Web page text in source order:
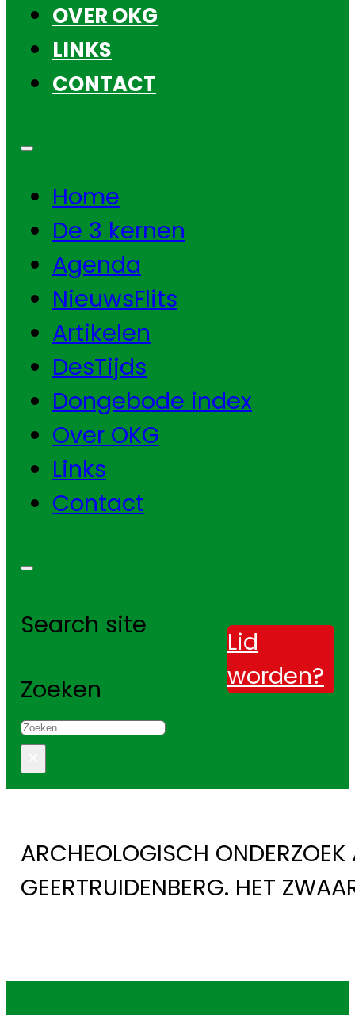
OVER OKG
LINKS
CONTACT
Home
De 3 kernen
Agenda
NieuwsFlits
Artikelen
DesTijds
Dongebode index
Over OKG
Links
Contact
Search site
Zoeken
Lid
worden?
ARCHEOLOGISCH
GEERTRUIDENBERG. HET